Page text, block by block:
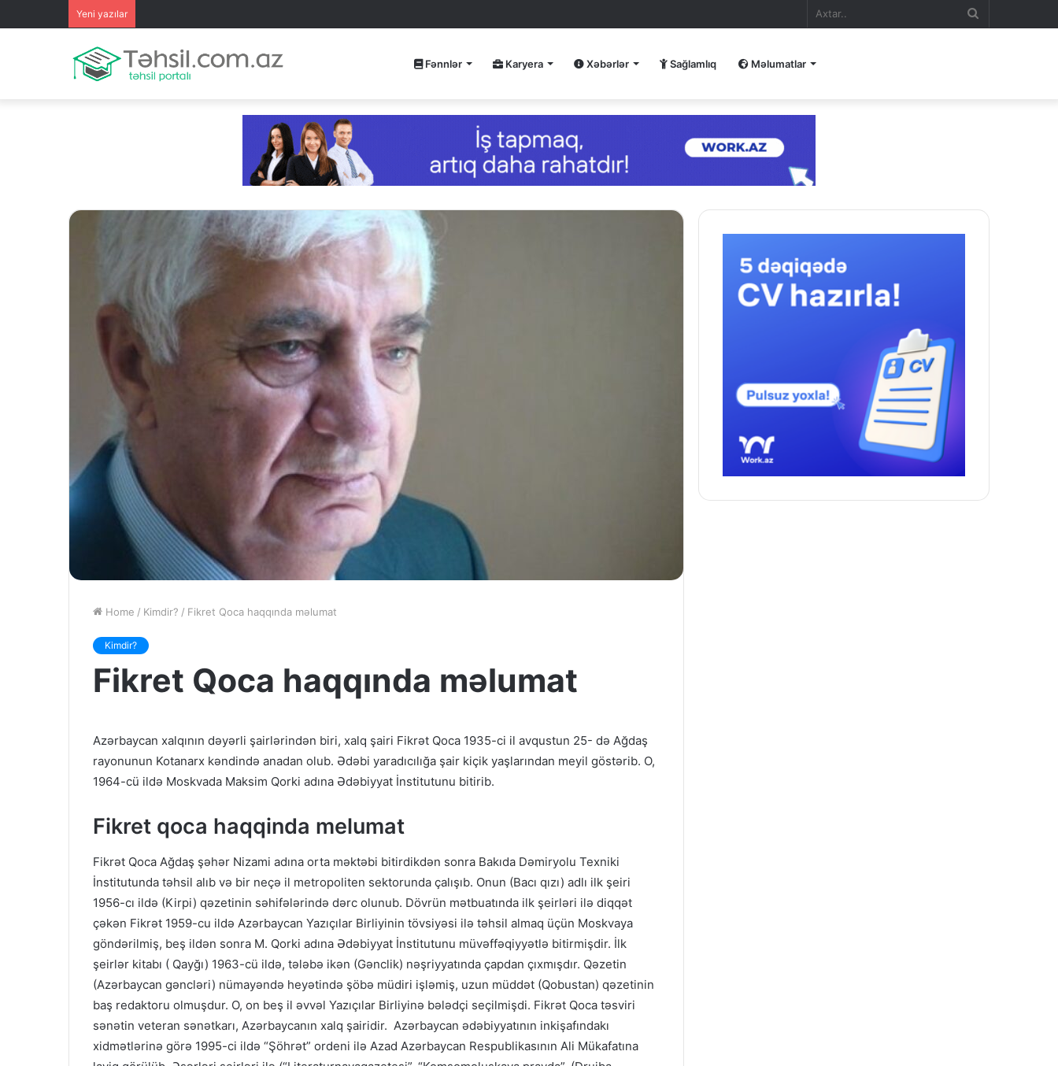
Yeni yazılar
Fənnlər Karyera Xəbərlər Sağlamlıq Məlumatlar
Home / Kimdir? / Fikret Qoca haqqında məlumat
Kimdir?
Fikret Qoca haqqında məlumat
Azərbaycan xalqının dəyərli şairlərindən biri, xalq şairi Fikrət Qoca 1935-ci il avqustun 25- də Ağdaş
rayonunun Kotanarx kəndində anadan olub. Ədəbi yaradıcılığa şair kiçik yaşlarından meyil göstərib. O,
1964-cü ildə Moskvada Maksim Qorki adına Ədəbiyyat İnstitutunu bitirib.
Fikret qoca haqqinda melumat
Fikrət Qoca Ağdaş şəhər Nizami adına orta məktəbi bitirdikdən sonra Bakıda Dəmiryolu Texniki
İnstitutunda təhsil alıb və bir neçə il metropoliten sektorunda çalışıb. Onun (Bacı qızı) adlı ilk şeiri
1956-cı ildə (Kirpi) qəzetinin səhifələrində dərc olunub. Dövrün mətbuatında ilk şeirləri ilə diqqət
çəkən Fikrət 1959-cu ildə Azərbaycan Yazıçılar Birliyinin tövsiyəsi ilə təhsil almaq üçün Moskvaya
göndərilmiş, beş ildən sonra M. Qorki adına Ədəbiyyat İnstitutunu müvəffəqiyyətlə bitirmişdir. İlk
şeirlər kitabı ( Qayğı) 1963-cü ildə, tələbə ikən (Gənclik) nəşriyyatında çapdan çıxmışdır. Qəzetin
(Azərbaycan gəncləri) nümayəndə heyətində şöbə müdiri işləmiş, uzun müddət (Qobustan) qəzetinin
baş redaktoru olmuşdur. O, on beş il əvvəl Yazıçılar Birliyinə bələdçi seçilmişdi. Fikrət Qoca təsviri
sənətin veteran sənətkarı, Azərbaycanın xalq şairidir. Azərbaycan ədəbiyyatının inkişafındakı
xidmətlərinə görə 1995-ci ildə “Şöhrət” ordeni ilə Azad Azərbaycan Respublikasının Ali Mükafatına